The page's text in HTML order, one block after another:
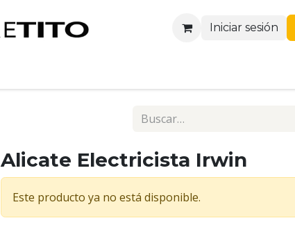
Iniciar sesión
Alicate Electricista Irwin
Este producto ya no está disponible.